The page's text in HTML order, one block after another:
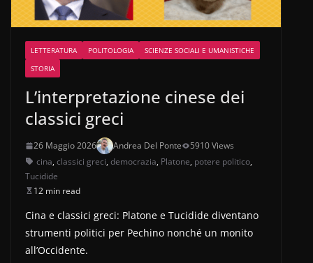
LETTERATURA POLITOLOGIA
SCIENZE SOCIALI E UMANISTICHE
STORIA
L’interpretazione cinese dei
classici greci
26 Maggio 2026 Andrea Del Ponte
5910 Views
cina, classici greci, democrazia, Platone, potere politico,
Tucidide
12 min read
Cina e classici greci: Platone e Tucidide diventano
strumenti politici per Pechino nonché un monito
all’Occidente.